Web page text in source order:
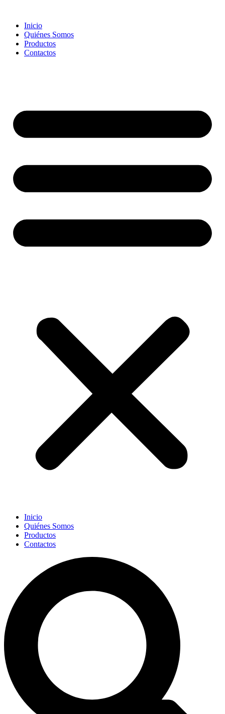
contentInicio
Quiénes Somos
Productos
Contactos
Inicio
Quiénes Somos
Productos
Contactos